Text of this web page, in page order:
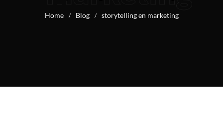
Home / Blog / storytelling en marketing